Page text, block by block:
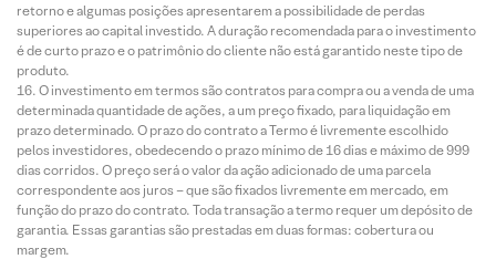
retorno e algumas posições apresentarem a possibilidade de perdas
superiores ao capital investido. A duração recomendada para o investimento
é de curto prazo e o patrimônio do cliente não está garantido neste tipo de
produto.
O investimento em termos são contratos para compra ou a venda de uma
determinada quantidade de ações, a um preço fixado, para liquidação em
prazo determinado. O prazo do contrato a Termo é livremente escolhido
pelos investidores, obedecendo o prazo mínimo de 16 dias e máximo de 999
dias corridos. O preço será o valor da ação adicionado de uma parcela
correspondente aos juros – que são fixados livremente em mercado, em
função do prazo do contrato. Toda transação a termo requer um depósito de
garantia. Essas garantias são prestadas em duas formas: cobertura ou
margem.